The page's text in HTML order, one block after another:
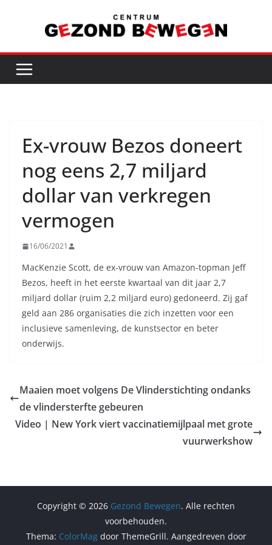
inhoud
Ex-vrouw Bezos doneert
nog eens 2,7 miljard
dollar van verkregen
vermogen
16/06/2021
MacKenzie Scott, de ex-vrouw van Amazon-topman Jeff
Bezos, heeft in het eerste kwartaal van dit jaar 2,7
miljard dollar (ruim 2,2 miljard euro) gedoneerd. Zij gaf
geld aan 286 organisaties die zich inzetten voor een
inclusieve samenleving, de kunstsector en beter
onderwijs.
Maaien moet volgens De Vlinderstichting ondanks
de vlindersterfte gebeuren
Video | New York viert vaccinatiemijlpaal met grote
vuurwerkshow
Copyright © 2026 Gezond Bewegen. Alle rechten
voorbehouden.
Thema: ColorMagdoor ThemeGrill. Aangedreven door